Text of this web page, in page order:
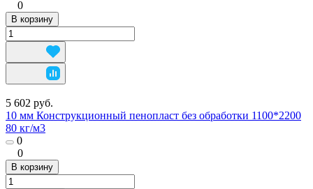
0
В корзину
5 602 руб.
10 мм Конструкционный пенопласт без обработки 1100*2200
80 кг/м3
0
0
В корзину